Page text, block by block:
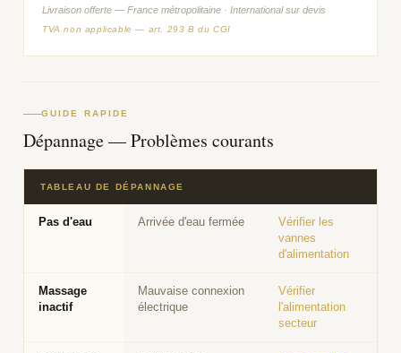
Livraison offerte — France métropolitaine · International sur devis
TVA non applicable — art. 293 B du CGI
GUIDE RAPIDE
Dépannage — Problèmes courants
TABLEAU DE DÉPANNAGE
Pas d'eau Arrivée d'eau fermée
Vérifier les
vannes
d'alimentation
Massage
inactif
Mauvaise connexion
électrique
Vérifier
l'alimentation
secteur